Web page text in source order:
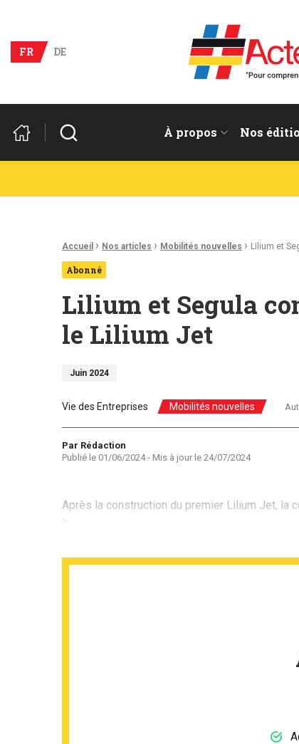
Acteurs du franco-
FR
DE
À propos Nos
Rechercher
Fil d'Ariane :
Accueil › Nos articles › Mobilités nouvelles › Lilium et
Abonné
Lilium et Segula
le Lilium Jet
Juin 2024
Vie des Entreprises Mobilités nouvelles
Auteur
Par Rédaction
Publié le 01/06/2024- Mis à jour le 24/07/2024
Après la construction du premier Lilium Jet, la
> ...